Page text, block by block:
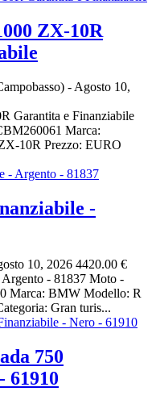
ZX-10R
- Agosto 10,
Garantita e Finanziabile
Marca:
10R Prezzo: EURO
-
10, 2026 4420.00 €
- 81837 Moto -
Marca: BMW Modello: R
Gran turis...
750
61910